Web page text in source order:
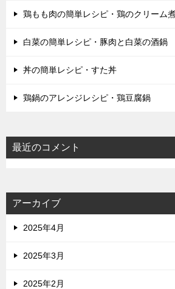
鶏もも肉の簡単レシピ・鶏のクリーム
白菜の簡単レシピ・豚肉と白菜の酒鍋
丼の簡単レシピ・すた丼
鶏鍋のアレンジレシピ・鶏豆腐鍋
最近のコメント
アーカイブ
2025年4月
2025年3月
2025年2月